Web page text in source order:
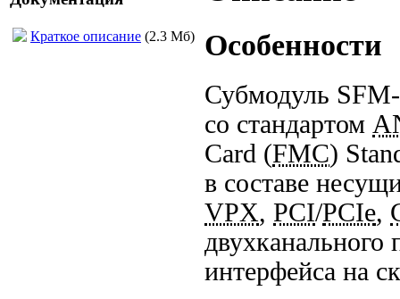
Краткое описание (2.3 Мб) Особенности
Субмодуль
со стандартом
Card (FMC)
в составе
VPX, PCI/PCIe,
двухканального
интерфейса на